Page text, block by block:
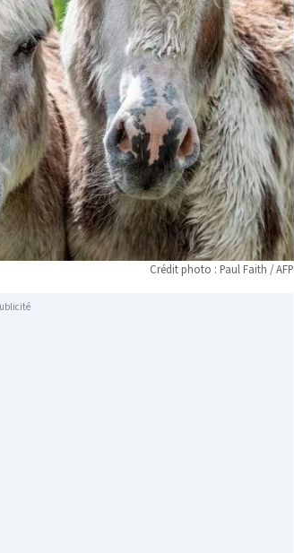
Crédit photo : Paul Faith / AFP